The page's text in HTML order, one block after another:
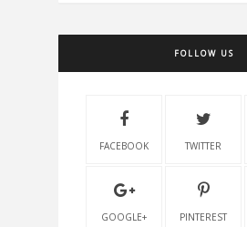
FOLLOW US
FACEBOOK TWITTER
GOOGLE+ PINTEREST